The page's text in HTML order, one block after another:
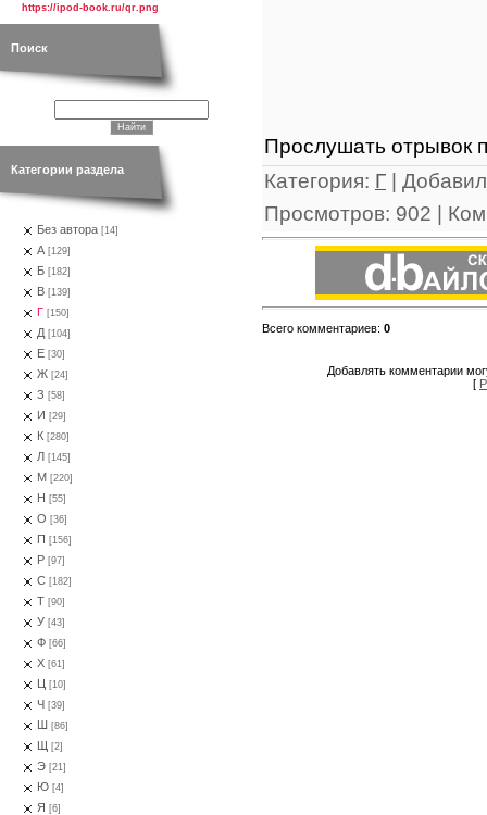
https://ipod-book.ru/qr.png
Поиск
Категории раздела
Без автора [14]
А [129]
Б [182]
В [139]
Г [150]
Д [104]
Е [30]
Ж [24]
З [58]
И [29]
К [280]
Л [145]
М [220]
Н [55]
О [36]
П [156]
Р [97]
С [182]
Т [90]
У [43]
Ф [66]
Х [61]
Ц [10]
Ч [39]
Ш [86]
Щ [2]
Э [21]
Ю [4]
Я [6]
Прослушать отрывок
Категория: Г | Добавил
Просмотров: 902 |
Всего комментариев: 0
Добавлять комментарии
[